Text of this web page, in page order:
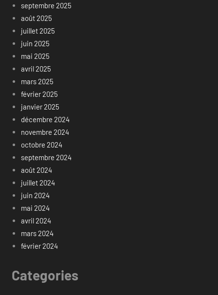
septembre 2025
août 2025
juillet 2025
juin 2025
mai 2025
avril 2025
mars 2025
février 2025
janvier 2025
décembre 2024
novembre 2024
octobre 2024
septembre 2024
août 2024
juillet 2024
juin 2024
mai 2024
avril 2024
mars 2024
février 2024
Categories